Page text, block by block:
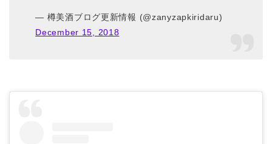
— 樽美酒ブログ更新情報 (@zanyzapkiridaru)
December 15, 2018